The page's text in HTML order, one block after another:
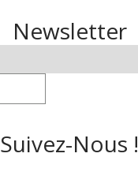
Newsletter
Suivez-Nous !